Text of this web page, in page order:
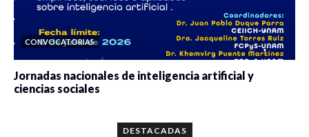
CONVOCATORIAS
Jornadas nacionales de inteligencia artificial y
ciencias sociales
DESTACADAS